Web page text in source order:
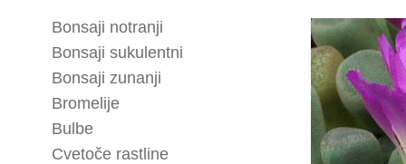
Bonsaji notranji
Bonsaji sukulentni
Bonsaji zunanji
Bromelije
Bulbe
Cvetoče rastline